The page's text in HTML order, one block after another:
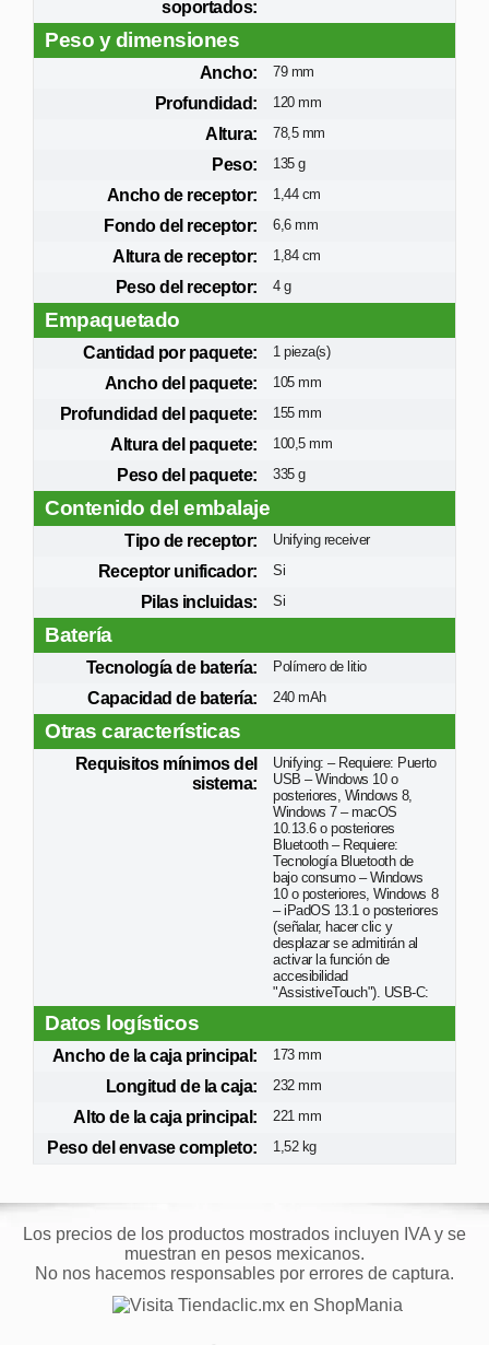
soportados:
Peso y dimensiones
Ancho: 79 mm
Profundidad: 120 mm
Altura: 78,5 mm
Peso: 135 g
Ancho de receptor: 1,44 cm
Fondo del receptor: 6,6 mm
Altura de receptor: 1,84 cm
Peso del receptor: 4 g
Empaquetado
Cantidad por paquete: 1 pieza(s)
Ancho del paquete: 105 mm
Profundidad del paquete: 155 mm
Altura del paquete: 100,5 mm
Peso del paquete: 335 g
Contenido del embalaje
Tipo de receptor: Unifying receiver
Receptor unificador: Si
Pilas incluidas: Si
Batería
Tecnología de batería: Polímero de litio
Capacidad de batería: 240 mAh
Otras características
Requisitos mínimos del
sistema:
Unifying: – Requiere: Puerto
USB – Windows 10 o
posteriores, Windows 8,
Windows 7 – macOS
10.13.6 o posteriores
Bluetooth – Requiere:
Tecnología Bluetooth de
bajo consumo – Windows
10 o posteriores, Windows 8
– iPadOS 13.1 o posteriores
(señalar, hacer clic y
desplazar se admitirán al
activar la función de
accesibilidad
"AssistiveTouch"). USB-C:
Datos logísticos
Ancho de la caja principal: 173 mm
Longitud de la caja: 232 mm
Alto de la caja principal: 221 mm
Peso del envase completo: 1,52 kg
Los precios de los productos mostrados incluyen IVA y se
muestran en pesos mexicanos.
No nos hacemos responsables por errores de captura.